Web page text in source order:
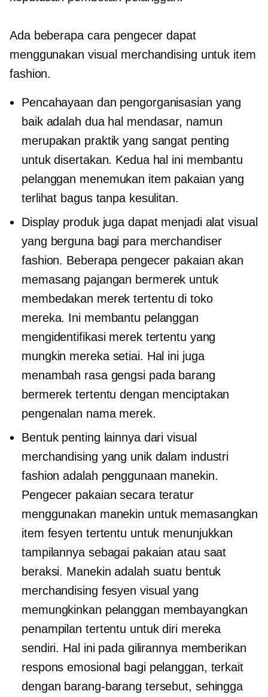
Ada beberapa cara pengecer dapat
menggunakan visual merchandising untuk item
fashion.
Pencahayaan dan pengorganisasian yang
baik adalah dua hal mendasar, namun
merupakan praktik yang sangat penting
untuk disertakan. Kedua hal ini membantu
pelanggan menemukan item pakaian yang
terlihat bagus tanpa kesulitan.
Display produk juga dapat menjadi alat visual
yang berguna bagi para merchandiser
fashion. Beberapa pengecer pakaian akan
memasang pajangan bermerek untuk
membedakan merek tertentu di toko
mereka. Ini membantu pelanggan
mengidentifikasi merek tertentu yang
mungkin mereka setiai. Hal ini juga
menambah rasa gengsi pada barang
bermerek tertentu dengan menciptakan
pengenalan nama merek.
Bentuk penting lainnya dari visual
merchandising yang unik dalam industri
fashion adalah penggunaan manekin.
Pengecer pakaian secara teratur
menggunakan manekin untuk memasangkan
item fesyen tertentu untuk menunjukkan
tampilannya sebagai pakaian atau saat
beraksi. Manekin adalah suatu bentuk
merchandising fesyen visual yang
memungkinkan pelanggan membayangkan
penampilan tertentu untuk diri mereka
sendiri. Hal ini pada gilirannya memberikan
respons emosional bagi pelanggan, terkait
dengan barang-barang tersebut, sehingga